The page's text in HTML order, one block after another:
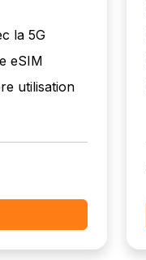
la 5G
eSIM
utilisation